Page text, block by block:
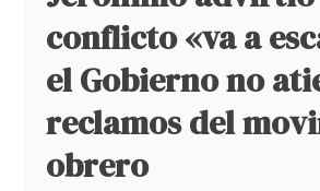
conflicto «va a
el Gobierno no
reclamos del
obrero